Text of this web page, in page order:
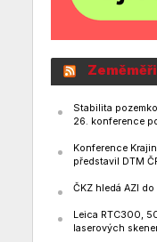
Stabilita
26. konference
Konference
představil DTM
ČKZ hledá AZI
Leica RTC300,
laserových